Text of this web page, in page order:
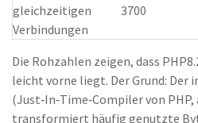
gleichzeitigen
Verbindungen
3700
Die Rohzahlen zeigen, dass
leicht vorne liegt. Der Grund: Der
(Just‑In‑Time‑Compiler von
transformiert häufig genutzte